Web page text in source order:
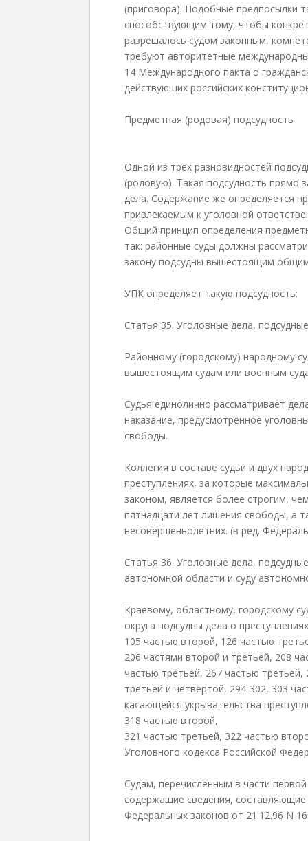
(приговора). Подобные предпосылки
способствующим тому, чтобы
разрешалось судом законным,
требуют авторитетные
14 Международного пакта о
действующих российских
Предметная (родовая) подсудность
Одной из трех разновидностей
(родовую). Такая подсудность прямо
дела. Содержание же определяется
привлекаемым к уголовной
Общий принцип определения
так: районные суды должны
закону подсудны вышестоящим
УПК определяет такую подсудность:
Статья 35. Уголовные дела,
Районному (городскому) народному
вышестоящим судам или военным
Судья единолично рассматривает
наказание, предусмотренное
свободы.
Коллегия в составе судьи и двух
преступлениях, за которые
законом, является более строгим,
пятнадцати лет лишения свободы, а
несовершеннолетних. (в ред.
Статья 36. Уголовные дела,
автономной области и суду
Краевому, областному, городскому
округа подсудны дела о
105 частью второй, 126 частью
206 частями второй и третьей, 208
частью третьей, 267 частью
третьей и четвертой, 294-302, 303
касающейся укрывательства
318 частью второй,
321 частью третьей, 322 частью
Уголовного кодекса Российской
Судам, перечисленным в части
содержащие сведения, составляющие
Федеральных законов от 21.12.96 N